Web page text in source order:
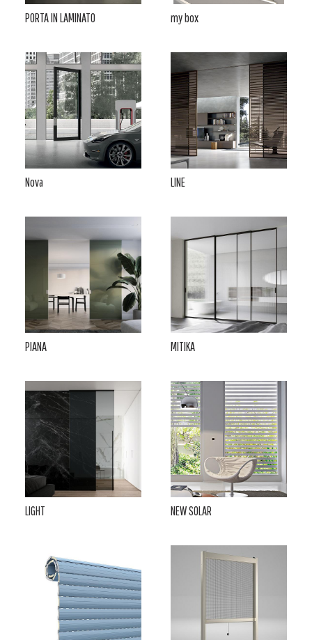
PORTA IN LAMINATO my box
Nova LINE
PIANA MITIKA
LIGHT NEW SOLAR